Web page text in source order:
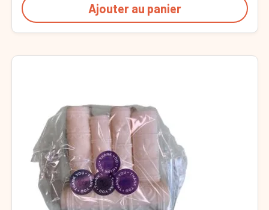
Ajouter au panier
plusieurs
variations.
Les
options
peuvent
être
choisies